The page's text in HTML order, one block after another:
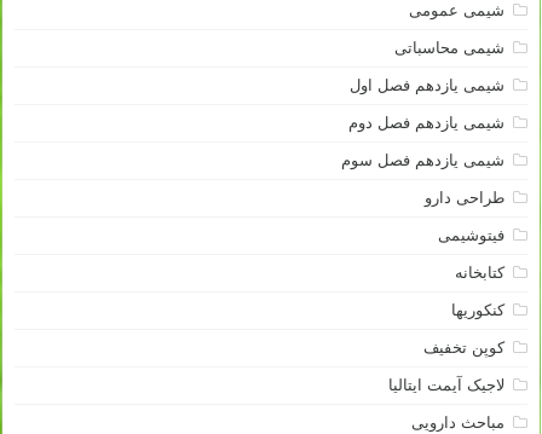
شیمی عمومی
شیمی محاسباتی
شیمی یازدهم فصل اول
شیمی یازدهم فصل دوم
شیمی یازدهم فصل سوم
طراحی دارو
فیتوشیمی
کتابخانه
کنکوریها
کوپن تخفیف
لاجیک آیمت ایتالیا
مباحث دارویی